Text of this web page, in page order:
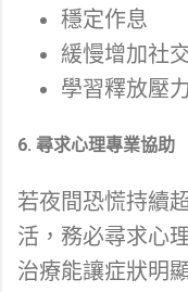
穩定作息
緩慢增加社
學習釋放壓
6. 尋求心理專業協助
若夜間恐慌持續
活，務必尋求心
治療能讓症狀明